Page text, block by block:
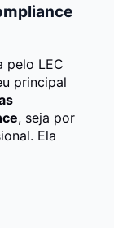
pelo LEC
principal
, seja por
Ela